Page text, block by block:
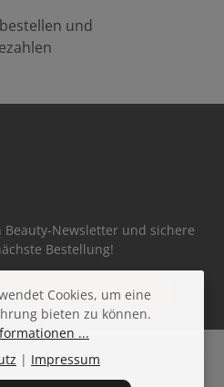
bestellen und
Newsletter und sichere
Bestellung!
zur Kenntnis
und bin mit ihnen
Felder sind
Cookies, um eine
bieten zu können.
...
| Impressum